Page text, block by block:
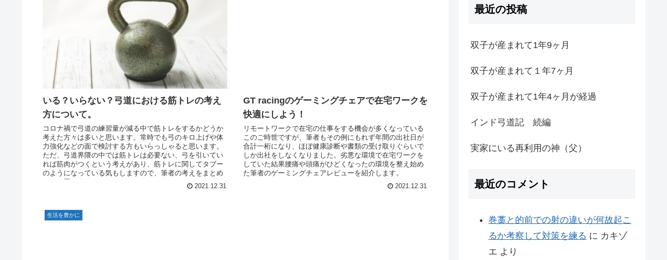
いる？いらない？弓道における筋トレの考え
方について。
コロナ禍で弓道の練習量が減る中で筋トレをするかどうか
考えた方々は多いと思います。常時でも弓のキロ上げや体
力強化などの面で検討する方もいらっしゃると思います。
ただ、弓道界隈の中では筋トレは必要ない、弓を引いてい
れば筋肉がつくという考えがあり、筋トレに関してタブー
のようになっている気もしますので、筆者の考えをまとめ
たいと思います。
2021.12.31
GT racingのゲーミングチェアで在宅ワークを
快適にしよう！
リモートワークで在宅の仕事をする機会が多くなっている
このご時世ですが、筆者もその例にもれず年間の出社日が
合計一桁になり、ほぼ健康診断や書類の受け取りぐらいで
しか出社をしなくなりました。劣悪な環境で在宅ワークを
していた結果腰痛や頭痛がひどくなったの環境を整え始め
た筆者のゲーミングチェアレビューを紹介します。
2021.12.31
生活を豊かに
最近の投稿
双子が産まれて1年9ヶ月
双子が産まれて１年7ヶ月
双子が産まれて1年4ヶ月が経過
インド弓道記 続編
実家にいる再利用の神（父）
最近のコメント
巻藁と的前での射の違いが何故起こ
るか考察して対策を練る に カキゾ
エ より